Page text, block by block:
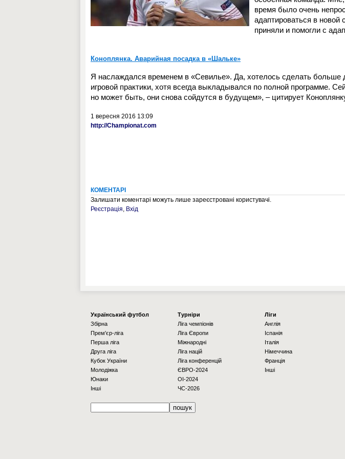
время было очень
адаптироваться в
приняли и помогли с
Коноплянка. Аварийная посадка в «Шальке»
Я наслаждался временем в «Севилье». Да, хотелось сделать больше
игровой практики, хотя всегда выкладывался по полной программе.
но может быть, они снова сойдутся в будущем», – цитирует
1 вересня 2016 13:09
http://Championat.com
КОМЕНТАРІ
Залишати коментарі можуть лише зареєстровані користувачі.
Реєстрація Вхід
Українcький футбол
Збірна
Прем'єр-ліга
Перша ліга
Друга ліга
Кубок України
Молодіжка
Юнаки
Інші
Турніри
Ліга чемпіонів
Ліга Європи
Міжнародні
Ліга націй
Ліга конференцій
ЄВРО-2024
OI-2024
ЧС-2026
Ліги
Англія
Іспанія
Італія
Німеччина
Франція
Інші